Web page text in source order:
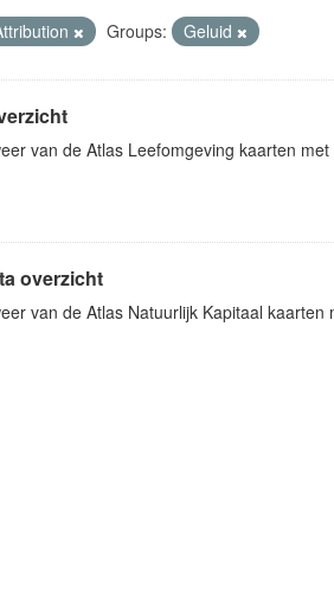
Groups: Geluid
van de Atlas Leefomgeving kaarten
overzicht
van de Atlas Natuurlijk Kapitaal